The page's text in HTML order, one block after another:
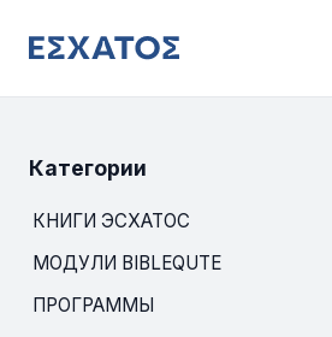
Категории
КНИГИ ЭСХАТОС
МОДУЛИ BIBLEQUTE
ПРОГРАММЫ